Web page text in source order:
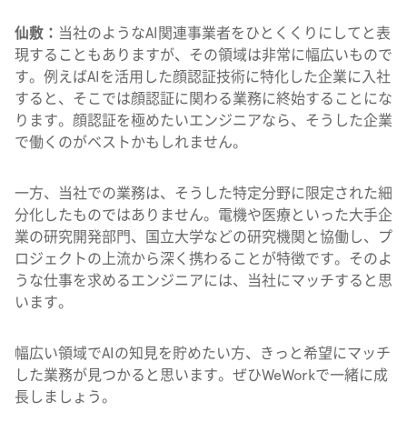
仙敷： 当社のようなAI関連事業者をひとくくりにしてと表
現することもありますが、その領域は非常に幅広いもので
す。例えばAIを活用した顔認証技術に特化した企業に入社
すると、そこでは顔認証に関わる業務に終始することにな
ります。顔認証を極めたいエンジニアなら、そうした企業
で働くのがベストかもしれません。
一方、当社での業務は、そうした特定分野に限定された細
分化したものではありません。電機や医療といった大手企
業の研究開発部門、国立大学などの研究機関と協働し、プ
ロジェクトの上流から深く携わることが特徴です。そのよ
うな仕事を求めるエンジニアには、当社にマッチすると思
います。
幅広い領域でAIの知見を貯めたい方、きっと希望にマッチ
した業務が見つかると思います。ぜひWeWorkで一緒に成
長しましょう。